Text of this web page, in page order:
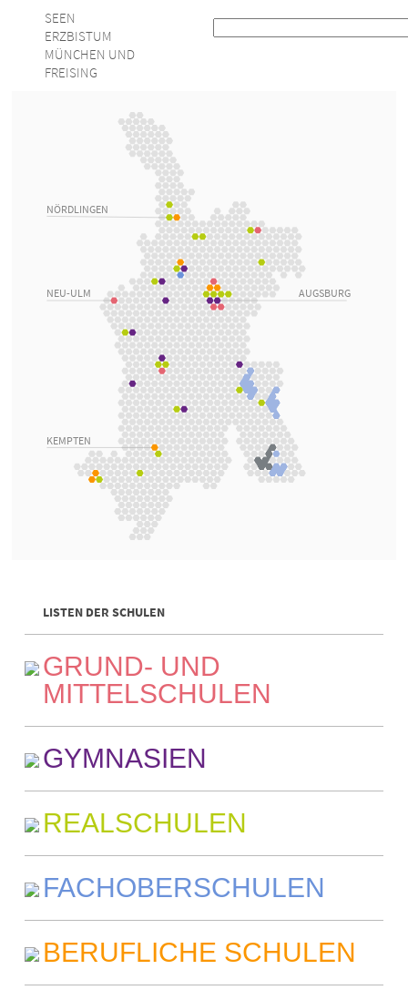
SEEN
ERZBISTUM
MÜNCHEN UND
FREISING
NEU-ULM
KEMPTEN
NÖRDLINGEN
AUGSBURG
LISTEN DER SCHULEN
GRUND- UND
MITTELSCHULEN
GYMNASIEN
REALSCHULEN
FACHOBERSCHULEN
BERUFLICHE SCHULEN